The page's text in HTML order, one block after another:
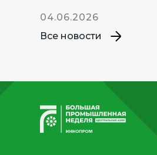
04.06.2026
Все новости